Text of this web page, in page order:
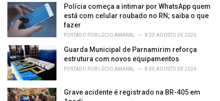
i
s
:
Polícia começa a intimar por WhatsApp quem
está com celular roubado no RN; saiba o que
fazer
POSTADO POR LÚCIO AMARAL 8 DE AGOSTO DE 2026
Guarda Municipal de Parnamirim reforça
estrutura com novos equipamentos
POSTADO POR LÚCIO AMARAL 8 DE AGOSTO DE 2026
Grave acidente é registrado na BR-405 em